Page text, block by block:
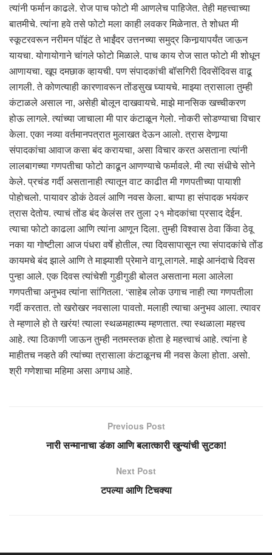
त्यांनी फर्मान काढले. रोज पाच फोटो मी आणलेच पाहिजेत. तेही महत्त्वाच्या
बातमीचे. त्यांना हवे तसे फोटो मला काही लवकर मिळेनात. ते शोधत मी
स्कूटरवरून नरीमन पॉइंट ते भाईंदर उत्तनच्या समुद्र किनार्‍यापर्यंत जाऊन
यायचा. योगायोगाने चांगले फोटो मिळाले. पाच काय रोज सात फोटो मी शोधून
आणायचा. खूप दमछाक व्हायची. पण संपादकांची बॉसगिरी दिवसेंदिवस वाढू
लागली. ते कोणत्याही कारणावरून तोंडसुख घ्यायचे. माझ्या त्रासाला तुम्ही
कंटाळले असाल ना, असेही बोलून दाखवायचे. माझे मानसिक खच्चीकरण
होऊ लागले. त्यांच्या जाचाला मी पार कंटाळून गेलो. नोकरी सोडण्याचा विचार
केला. एका नव्या वर्तमानपत्रात मुलाखत देऊन आलो. त्रास देणार्‍या
संपादकांचा आवाज कसा बंद करायचा, असा विचार करत असताना त्यांनी
लालबागच्या गणपतीचा फोटो काढून आणण्याचे फर्मावले. मी त्या संधीचे सोने
केले. प्रचंड गर्दी असतानाही त्यातून वाट काढीत मी गणपतीच्या पायाशी
पोहोचलो. पायावर डोकं ठेवलं आणि नवस केला. बाप्पा हा संपादक भयंकर
त्रास देतोय. त्याचं तोंड बंद केलंस तर तुला २१ मोदकांचा प्रसाद देईन.
त्याचा फोटो काढला आणि त्यांना आणून दिला. तुम्ही विश्वास ठेवा किंवा ठेवू
नका या गोष्टीला आज पंधरा वर्षे होतील, त्या दिवसापासून त्या संपादकांचे तोंड
कायमचे बंद झाले आणि ते माझ्याशी प्रेमाने वागू लागले. माझे आनंदाचे दिवस
पुन्हा आले. एक दिवस त्यांचेशी गुडीगुडी बोलत असताना मला आलेला
गणपतीचा अनुभव त्यांना सांगितला. ‘साहेब लोक उगाच नाही त्या गणपतीला
गर्दी करतात. तो खरोखर नवसाला पावतो. मलाही त्याचा अनुभव आला. त्यावर
ते म्हणाले हो ते खरंय! त्याला स्थळमहात्म्य म्हणतात. त्या स्थळाला महत्त्व
आहे. त्या ठिकाणी जाऊन तुम्ही नतमस्तक होता हे महत्त्वाचं आहे. त्यांना हे
माहीतच नव्हते की त्यांच्या त्रासाला कंटाळूनच मी नवस केला होता. असो.
श्री गणेशाचा महिमा असा अगाध आहे.
Previous Post
नारी सन्मानाचा डंका आणि बलात्कारी खुन्यांची सुटका!
Next Post
टपल्या आणि टिचक्या